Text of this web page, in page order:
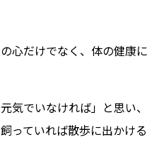
心だけでなく、体の健康に
気でいなければ」と思い、
っていれば散歩に出かける